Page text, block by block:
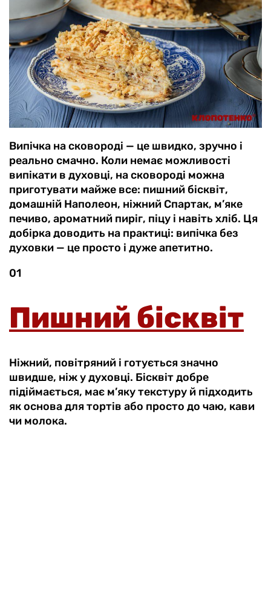
Випічка на сковороді — це швидко, зручно і
реально смачно. Коли немає можливості
випікати в духовці, на сковороді можна
приготувати майже все: пишний бісквіт,
домашній Наполеон, ніжний Спартак, м’яке
печиво, ароматний пиріг, піцу і навіть хліб. Ця
добірка доводить на практиці: випічка без
духовки — це просто і дуже апетитно.
01
Пишний бісквіт
Ніжний, повітряний і готується значно
швидше, ніж у духовці. Бісквіт добре
підіймається, має м’яку текстуру й підходить
як основа для тортів або просто до чаю, кави
чи молока.